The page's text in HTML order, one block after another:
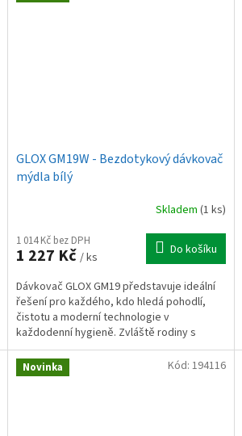
GLOX GM19W - Bezdotykový dávkovač
mýdla bílý
Skladem (1 ks)
1 014 Kč bez DPH
1 227 Kč / ks Do košíku
Dávkovač GLOX GM19 představuje ideální
řešení pro každého, kdo hledá pohodlí,
čistotu a moderní technologie v
každodenní hygieně. Zvláště rodiny s
dětmi ocení, jak tento chytrý...
Novinka Kód: 194116